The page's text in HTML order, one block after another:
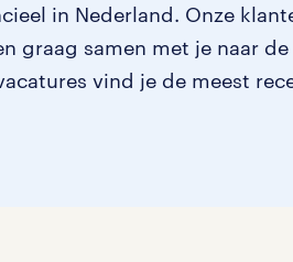
in Nederland. Onze
graag samen met je naar de
vind je de meest